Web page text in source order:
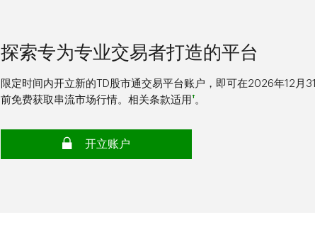
探索专为专业交易者打造的平台
限定时间内开立新的TD股市通交易平台账户，即可在2026年12月31
前免费获取串流市场行情。相关条款适用 †。
开立账户